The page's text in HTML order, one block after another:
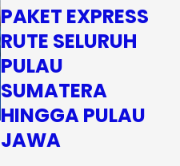
PAKET EXPRESS
RUTE SELURUH
PULAU
SUMATERA
HINGGA PULAU
JAWA